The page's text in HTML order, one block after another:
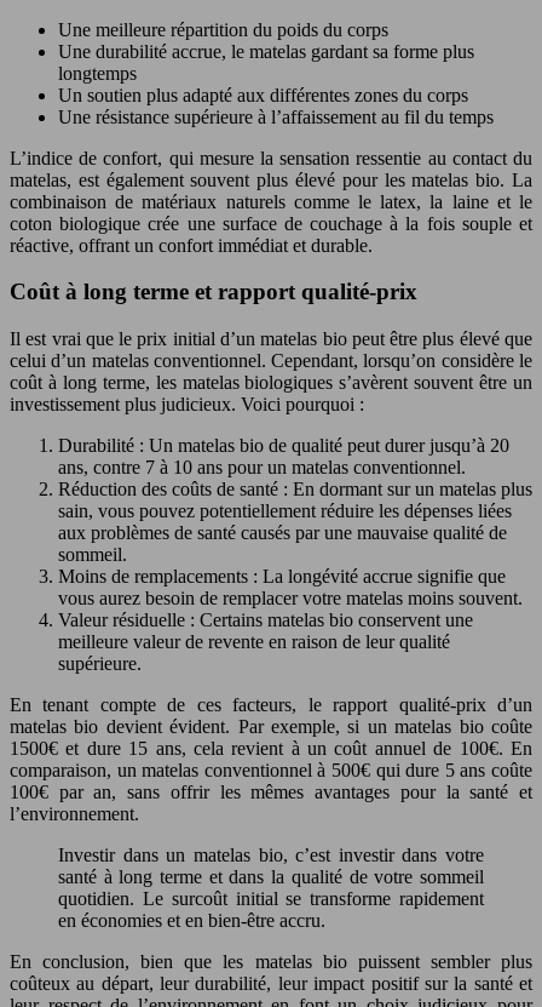
Une meilleure répartition du poids du corps
Une durabilité accrue, le matelas gardant sa forme plus
longtemps
Un soutien plus adapté aux différentes zones du corps
Une résistance supérieure à l’affaissement au fil du temps
L’indice de confort, qui mesure la sensation ressentie au contact du
matelas, est également souvent plus élevé pour les matelas bio. La
combinaison de matériaux naturels comme le latex, la laine et le
coton biologique crée une surface de couchage à la fois souple et
réactive, offrant un confort immédiat et durable.
Coût à long terme et rapport qualité-prix
Il est vrai que le prix initial d’un matelas bio peut être plus élevé que
celui d’un matelas conventionnel. Cependant, lorsqu’on considère le
coût à long terme, les matelas biologiques s’avèrent souvent être un
investissement plus judicieux. Voici pourquoi :
Durabilité : Un matelas bio de qualité peut durer jusqu’à 20
ans, contre 7 à 10 ans pour un matelas conventionnel.
Réduction des coûts de santé : En dormant sur un matelas plus
sain, vous pouvez potentiellement réduire les dépenses liées
aux problèmes de santé causés par une mauvaise qualité de
sommeil.
Moins de remplacements : La longévité accrue signifie que
vous aurez besoin de remplacer votre matelas moins souvent.
Valeur résiduelle : Certains matelas bio conservent une
meilleure valeur de revente en raison de leur qualité
supérieure.
En tenant compte de ces facteurs, le rapport qualité-prix d’un
matelas bio devient évident. Par exemple, si un matelas bio coûte
1500€ et dure 15 ans, cela revient à un coût annuel de 100€. En
comparaison, un matelas conventionnel à 500€ qui dure 5 ans coûte
100€ par an, sans offrir les mêmes avantages pour la santé et
l’environnement.
Investir dans un matelas bio, c’est investir dans votre
santé à long terme et dans la qualité de votre sommeil
quotidien. Le surcoût initial se transforme rapidement
en économies et en bien-être accru.
En conclusion, bien que les matelas bio puissent sembler plus
coûteux au départ, leur durabilité, leur impact positif sur la santé et